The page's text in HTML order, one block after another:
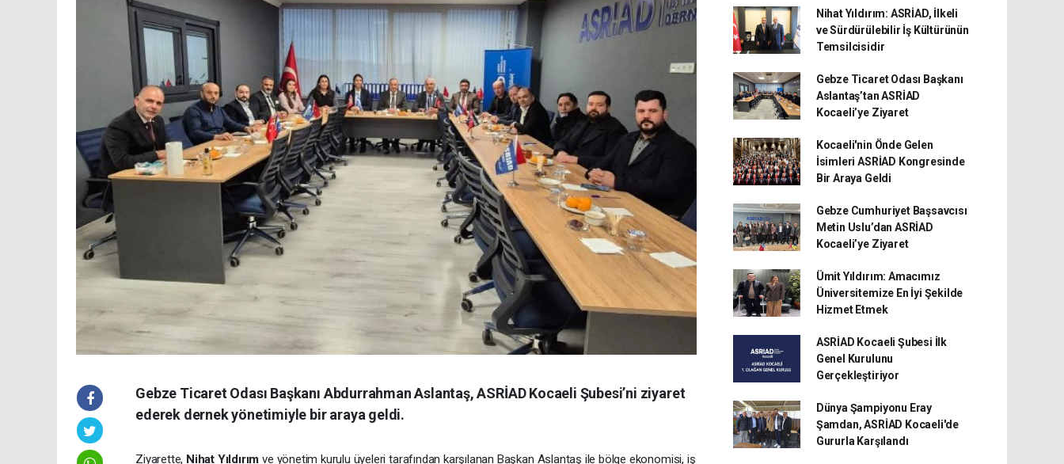
Gebze Ticaret Odası Başkanı Abdurrahman Aslantaş, ASRİAD Kocaeli Şubesi’ni ziyaret
ederek dernek yönetimiyle bir araya geldi.
Ziyarette, Nihat Yıldırım ve yönetim kurulu üyeleri tarafından karşılanan Başkan Aslantaş ile bölge ekonomisi, iş
Nihat Yıldırım: ASRİAD, İlkeli
ve Sürdürülebilir İş Kültürünün
Temsilcisidir
Gebze Ticaret Odası Başkanı
Aslantaş’tan ASRİAD
Kocaeli’ye Ziyaret
Kocaeli'nin Önde Gelen
İsimleri ASRİAD Kongresinde
Bir Araya Geldi
Gebze Cumhuriyet Başsavcısı
Metin Uslu’dan ASRİAD
Kocaeli’ye Ziyaret
Ümit Yıldırım: Amacımız
Üniversitemize En İyi Şekilde
Hizmet Etmek
ASRİAD Kocaeli Şubesi İlk
Genel Kurulunu
Gerçekleştiriyor
Dünya Şampiyonu Eray
Şamdan, ASRİAD Kocaeli'de
Gururla Karşılandı